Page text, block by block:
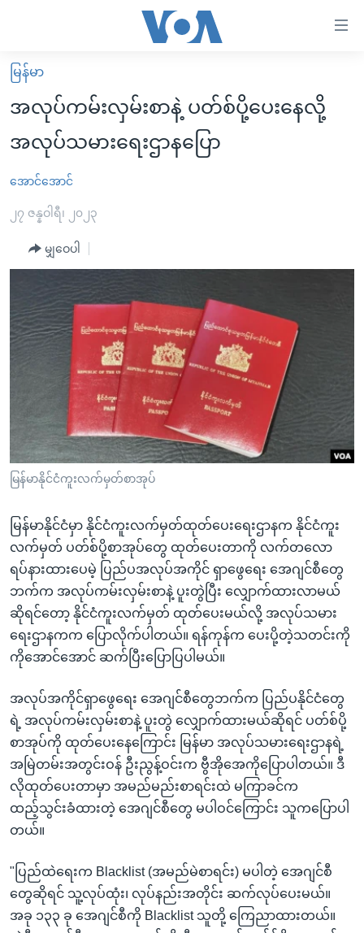
လွယ်ကူ
စေ
များ
ပင်မ
ပင်မ
ကျော်
ကြည့်
ရှာဖွေ
ရန်
နေရာ
သို့
ကျော်
ရန်
မူလစာမျက်နှာ
မြန်မာ
ကမ္ဘာ့သတင်းများ
နိုင်ငံတကာ
အမေရိကန်
အစ္စရေး-ပါလက်စတိုင်း
ဗွီဒီယို
သတင်းလွတ်လပ်ခွင့်
အင်္ဂလိပ်စာလေ့လာမယ်
အမေရိကန်သုံးအီဒီယံ
မကြေးမုံရဲ့ အင်္ဂလိပ်စာ
ရုပ်ရှင်ထဲက အင်္ဂလိပ်စာ
သုတပဒေသာ အင်္ဂလိပ်စာ
အပတ်စဉ်ကဏ္ဍများ
ရေဒီယို
ရေဒီယိုနှင့်ရုပ်သံ အချက်အလက်များ
ရေဒီယို/တီဗွီအစီအစဉ်
Learning English
ဗွီအိုအေ လူမှုကွန်ယက်များ
ဘာသာစကားများ
မြန်မာ
အလုပ်ကမ်းလှမ်းစာနဲ့ ပတ်စ်ပို့ပေးနေလို့
အလုပ်သမားရေးဌာနပြော
အောင်အောင်
၂၇ ဇန္နဝါရီ၊ ၂၀၂၃
မျှဝေပါ
မြန်မာနိုင်ငံကူးလက်မှတ်စာအုပ်
မြန်မာနိုင်ငံမှာ နိုင်ငံကူးလက်မှတ်ထုတ်ပေးရေးဌာနက နိုင်ငံကူး
လက်မှတ် ပတ်စ်ပို့စာအုပ်တွေ ထုတ်ပေးတာကို လက်တလော
ရပ်နားထားပေမဲ့ ပြည်ပအလုပ်အကိုင် ရှာဖွေရေး အေဂျင်စီတွေ
ဘက်က အလုပ်ကမ်းလှမ်းစာနဲ့ ပူးတွဲပြီး လျှောက်ထားလာမယ်
ဆိုရင်တော့ နိုင်ငံကူးလက်မှတ် ထုတ်ပေးမယ်လို့ အလုပ်သမား
ရေးဌာနကက ပြောလိုက်ပါတယ်။ ရန်ကုန်က ပေးပို့တဲ့သတင်းကို
ကိုအောင်အောင် ဆက်ပြီးပြောပြပါမယ်။
အလုပ်အကိုင်ရှာဖွေရေး အေဂျင်စီတွေဘက်က ပြည်ပနိုင်ငံတွေ
ရဲ့ အလုပ်ကမ်းလှမ်းစာနဲ့ ပူးတွဲ လျှောက်ထားမယ်ဆိုရင် ပတ်စ်ပို့
စာအုပ်ကို ထုတ်ပေးနေကြောင်း မြန်မာ အလုပ်သမားရေးဌာနရဲ့
အမြဲတမ်းအတွင်းဝန် ဦးညွန့်ဝင်းက ဗွီအိုအေကိုပြောပါတယ်။ ဒီ
လိုထုတ်ပေးတာမှာ အမည်မည်းစာရင်းထဲ မကြာခင်က
ထည့်သွင်းခံထားတဲ့ အေဂျင်စီတွေ မပါဝင်ကြောင်း သူကပြောပါ
တယ်။
"ပြည်ထဲရေးက Blacklist (အမည်မဲစာရင်း) မပါတဲ့ အေဂျင်စီ
တွေဆိုရင် သူ့လုပ်ထုံး၊ လုပ်နည်းအတိုင်း ဆက်လုပ်ပေးမယ်။
အခု ၁၃၃ ခု အေဂျင်စီကို Blacklist သူတို့ ကြေညာထားတယ်။